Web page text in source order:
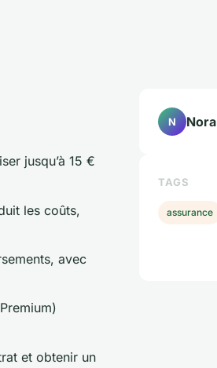
jusqu’à 15 €
les coûts,
avec
et obtenir un
N Nora
TAGS
assurance